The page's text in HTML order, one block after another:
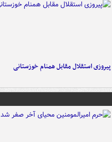
پیروزی استقلال مقابل همنام خوزستانی